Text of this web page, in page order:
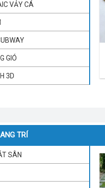
VẢY CÁ
GIÓ
3D
TRÍ
SÂN